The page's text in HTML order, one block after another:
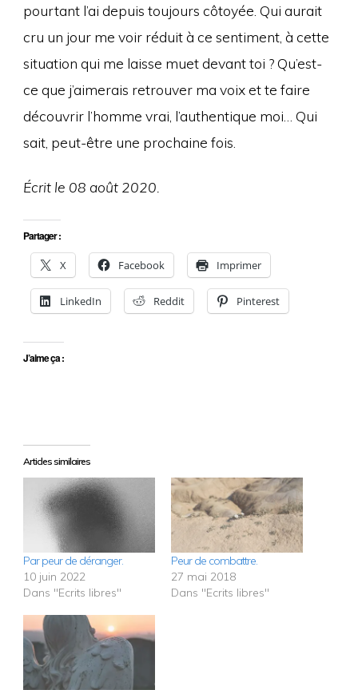
pourtant l’ai depuis toujours côtoyée. Qui aurait
cru un jour me voir réduit à ce sentiment, à cette
situation qui me laisse muet devant toi ? Qu’est-
ce que j’aimerais retrouver ma voix et te faire
découvrir l’homme vrai, l’authentique moi… Qui
sait, peut-être une prochaine fois.
Écrit le 08 août 2020.
Partager :
X Facebook Imprimer
LinkedIn Reddit Pinterest
J’aime ça :
Articles similaires
Par peur de déranger.
10 juin 2022
Dans "Ecrits libres"
Peur de combattre.
27 mai 2018
Dans "Ecrits libres"